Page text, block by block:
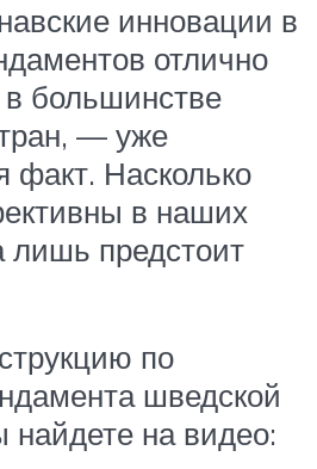
инновации в
отлично
в большинстве
— уже
Насколько
в наших
лишь предстоит
по
шведской
на видео: